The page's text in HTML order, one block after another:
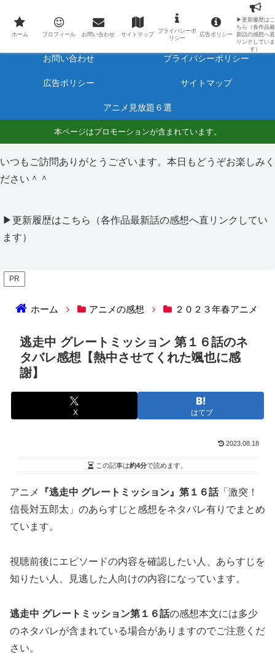
最新アニメのあらすじと感想をネタバレ有りで毎日更新しています。
ホーム プロフィール
お問い合わせ プライバシーポリシー
広告ポリシー サイトマップ
アニメ見放題６選
本ページはプロモーションが含まれています。
いつもご訪問ありがとうございます。本日もどうぞお楽しみく
ださい＾＾
▶更新履歴はこちら（各作品最新話の感想へ直リンクしてい
ます）
PR
ホーム アニメの感想 ２０２３年春アニメ
逃走中 グレートミッション 第１６話のネ
タバレ感想【熱中させてくれた颯也に感
謝】
X はてブ
2023.08.18
この記事は約4分で読めます。
アニメ 『逃走中 グレートミッション』第１６話「激突！
信長対五郎太」のあらすじと感想をネタバレ有りでまとめ
ています。
視聴前後にエピソードの内容を確認したい人、あらすじを
知りたい人、見逃した人向けの内容になっています。
逃走中 グレートミッション第１６話の感想本文には多少
のネタバレが含まれている場合がありますのでご注意くだ
さい。
ホーム プロフィール お問い合わせ サイトマップ
プライバシーポ
リシー
広告ポリシー
▶更新履歴はこ
ちら（各作品最
新話の感想へ直
リンクしていま
す）